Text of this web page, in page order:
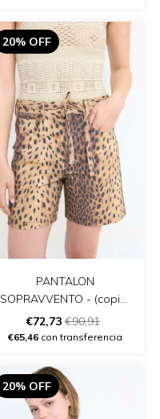
20% OFF
PANTALON
SOPRAVVENTO - (copia)
- (copia) - (copia)
€72,73 €90,91
€65,46 con transferencia
20% OFF